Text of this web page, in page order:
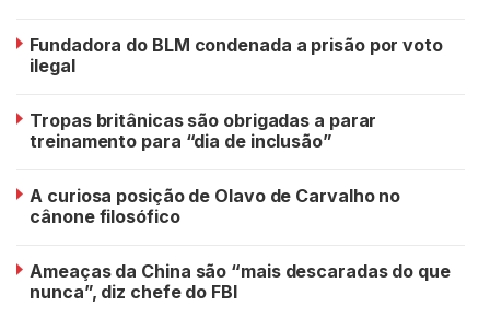
Fundadora do BLM condenada a prisão por voto
ilegal
Tropas britânicas são obrigadas a parar
treinamento para “dia de inclusão”
A curiosa posição de Olavo de Carvalho no
cânone filosófico
Ameaças da China são “mais descaradas do que
nunca”, diz chefe do FBI